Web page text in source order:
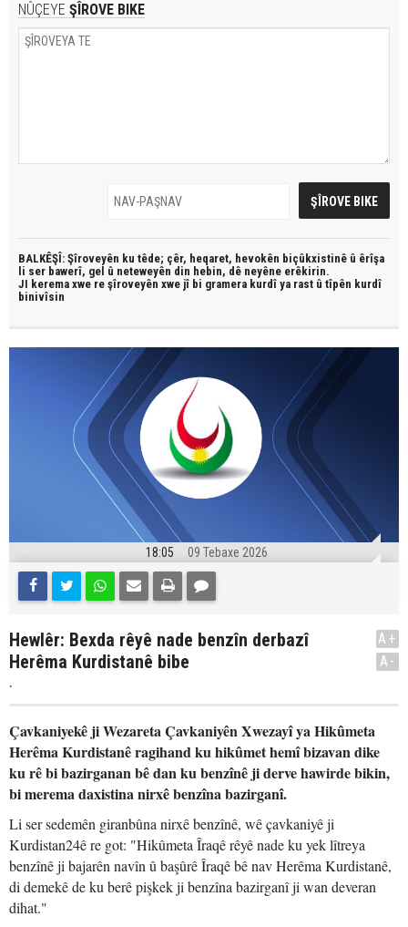
NÛÇEYE ŞÎROVE BIKE
BALKÊŞÎ: Şîroveyên ku têde; çêr, heqaret, hevokên biçûkxistinê û êrîşa
li ser bawerî, gel û neteweyên din hebin, dê neyêne erêkirin.
JI kerema xwe re şîroveyên xwe jî bi gramera kurdî ya rast û tîpên kurdî
binivîsin
18:05 09 Tebaxe 2026
Hewlêr: Bexda rêyê nade benzîn derbazî
Herêma Kurdistanê bibe
.
A+
A-
Çavkaniyekê ji Wezareta Çavkaniyên Xwezayî ya Hikûmeta
Herêma Kurdistanê ragihand ku hikûmet hemî bizavan dike
ku rê bi bazirganan bê dan ku benzînê ji derve hawirde bikin,
bi merema daxistina nirxê benzîna bazirganî.
Li ser sedemên giranbûna nirxê benzînê, wê çavkaniyê ji
Kurdistan24ê re got: "Hikûmeta Îraqê rêyê nade ku yek lîtreya
benzînê ji bajarên navîn û başûrê Îraqê bê nav Herêma Kurdistanê,
di demekê de ku berê pişkek ji benzîna bazirganî ji wan deveran
dihat."